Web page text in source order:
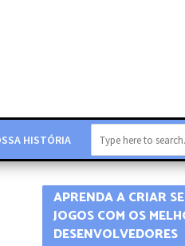
HISTÓRIA
APRENDA A CRIAR
JOGOS COM OS
DESENVOLVEDORES